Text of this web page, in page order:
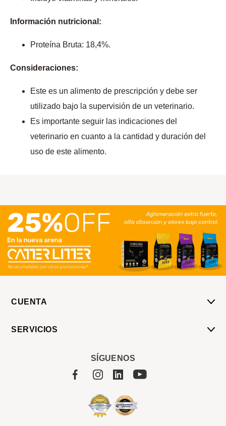
Información nutricional:
Proteína Bruta: 18,4%.
Consideraciones:
Este es un alimento de prescripción y debe ser
utilizado bajo la supervisión de un veterinario.
Es importante seguir las indicaciones del
veterinario en cuanto a la cantidad y duración del
uso de este alimento.
CUENTA
SERVICIOS
SÍGUENOS